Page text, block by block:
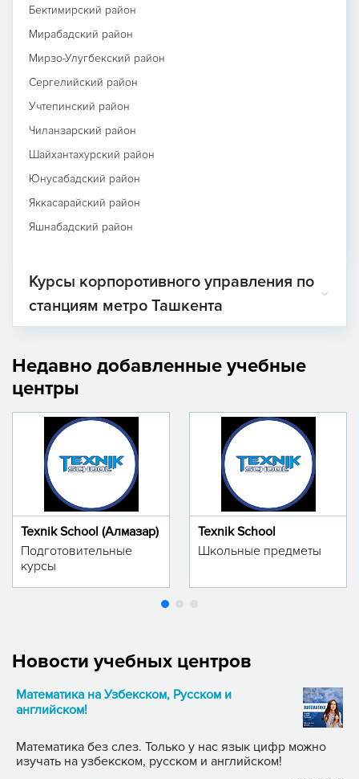
Бектимирский район
Мирабадский район
Мирзо-Улугбекский район
Сергелийский район
Учтепинский район
Чиланзарский район
Шайхантахурский район
Юнусабадский район
Яккасарайский район
Яшнабадский район
Курсы корпоротивного управления по
станциям метро Ташкента
Недавно добавленные учебные
центры
Texnik School (Алмазар)
Подготовительные
курсы
Texnik School
Школьные предметы
Новости учебных центров
Математика на Узбекском, Русском и
английском!
Математика без слез. Только у нас язык цифр можно
изучать на узбекском, русском и английском!